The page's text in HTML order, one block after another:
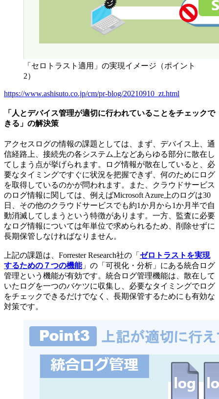
「セロトラスト適用」の実現イメージ（ポイント
2）
https://www.ashisuto.co.jp/cm/pr-blog/20210910_zt.html
「人とデバイス管理が適切に行われていることをチェックで
きる」の解決策
アクセスログの情報の課題としては、まず、デバイス上、通
信経路上、接続先の各システム上などあらゆる部分に散在し
てしまう点が挙げられます。ログ情報が散在していると、必
要なタイミングですぐに状況を把握できず、何のためにログ
を取得しているのかが問われます。また、クラウドサービス
のログ情報に関しては、例えばMicrosoft Azure上のログは30
日、その他のクラウドサービスでも約1か月から1か月半で自
動消滅してしまうという特徴があります。一方、監査に必要
なログ情報については年単位で求められるため、削除せずに
長期保管しなければなりません。
上記の課題は、Forrester Research社の「 ゼロトラストを実現
するための７つの機能」の「可視化・分析」にある統合ログ
管理という機能が有効です。統合ログ管理機能は、散在して
いたログを一つのバケツに収集し、必要なタイミングでログ
をチェックできるだけでなく、長期保管するためにも有効な
対策です。